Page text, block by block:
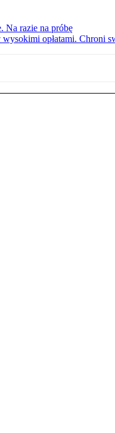
Na razie na próbę
opłatami. Chroni